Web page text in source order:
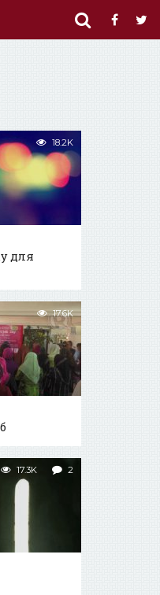
18.2K
для
17.6K
17.3K 2